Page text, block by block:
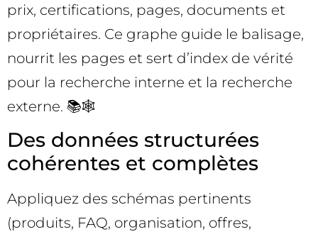
prix, certifications, pages, documents et
propriétaires. Ce graphe guide le balisage,
nourrit les pages et sert d’index de vérité
pour la recherche interne et la recherche
externe. 📚🕸️
Des données structurées
cohérentes et complètes
Appliquez des schémas pertinents
(produits, FAQ, organisation, offres,